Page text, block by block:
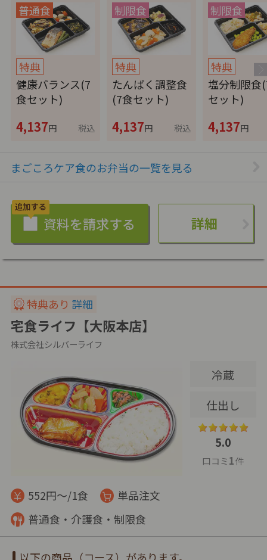
特典
健康バランス(7
食セット)
4,137円 税込
特典
たんぱく調整食
(7食セット)
4,137円 税込
特典
塩分制限食
セット)
4,137円
まごころケア食のお弁当の一覧を見る
詳細
特典あり 詳細
宅食ライフ【大阪本店】
株式会社シルバーライフ
冷蔵
仕出し
5.0
口コミ1件
552円～/1食
単品注文
普通食・介護食・制限食